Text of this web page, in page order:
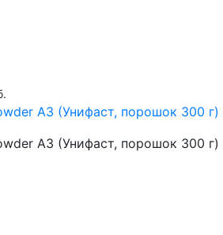
A3 (Унифаст, порошок 300 г)
A3 (Унифаст, порошок 300 г)